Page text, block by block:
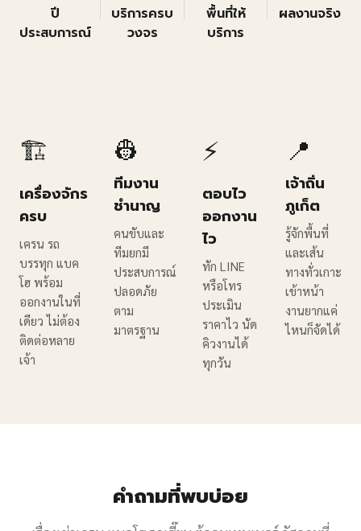
ปี
ประสบการณ์
บริการครบ
วงจร
พื้นที่ให้
บริการ
ผลงานจริง
🏗️
เครื่องจักร
ครบ
เครน รถ
บรรทุก แบค
โฮ พร้อม
ออกงานในที่
เดียว ไม่ต้อง
ติดต่อหลาย
เจ้า
👷
ทีมงาน
ชำนาญ
คนขับและ
ทีมยกมี
ประสบการณ์
ปลอดภัย
ตาม
มาตรฐาน
⚡
ตอบไว
ออกงาน
ไว
ทัก LINE
หรือโทร
ประเมิน
ราคาไว นัด
คิวงานได้
ทุกวัน
📍
เจ้าถิ่น
ภูเก็ต
รู้จักพื้นที่
และเส้น
ทางทั่วเกาะ
เข้าหน้า
งานยากแค่
ไหนก็จัดได้
คำถามที่พบบ่อย